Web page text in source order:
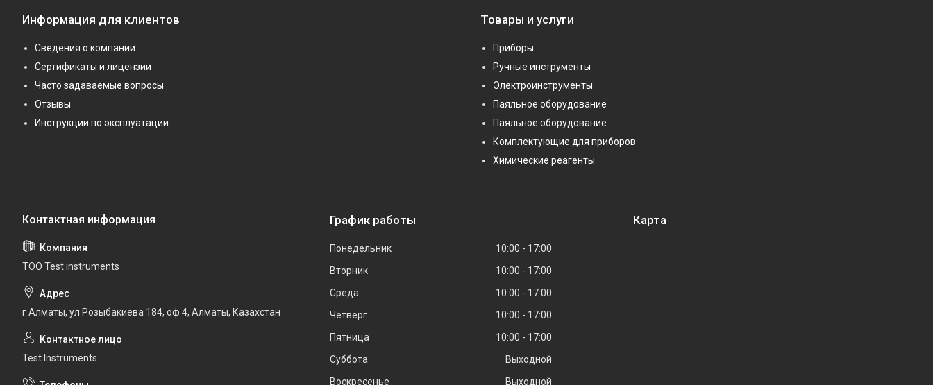
Информация для клиентов
Сведения о компании
Сертификаты и лицензии
Часто задаваемые вопросы
Отзывы
Инструкции по эксплуатации
Товары и услуги
Приборы
Ручные инструменты
Электроинструменты
Паяльное оборудование
Паяльное оборудование
Комплектующие для приборов
Химические реагенты
ТОО Test instruments
г Алматы, ул Розыбакиева 184, оф 4, Алматы, Казахстан
Test Instruments
График работы
Понедельник 10:00
17:00
Вторник
10:00
17:00
Среда
10:00
17:00
Четверг
10:00
17:00
Пятница
10:00
17:00
Суббота
Выходной
Воскресенье
Выходной
Карта